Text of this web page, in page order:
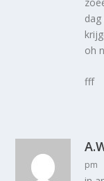
oh
fff
pm